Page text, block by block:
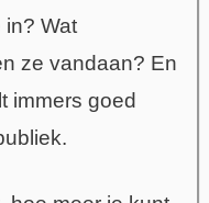
Wat
ze vandaan? En
immers goed